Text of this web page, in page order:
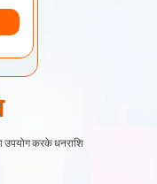
उपयोग करके धनराशि